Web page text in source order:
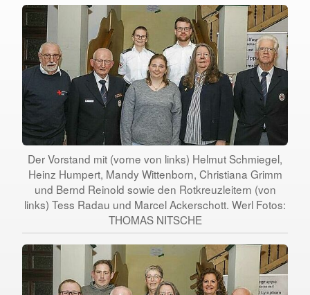
Der Vorstand mit (vorne von links) Helmut Schmiegel,
Heinz Humpert, Mandy Wittenborn, Christiana Grimm
und Bernd Reinold sowie den Rotkreuzleitern (von
links) Tess Radau und Marcel Ackerschott. Werl Fotos:
THOMAS NITSCHE